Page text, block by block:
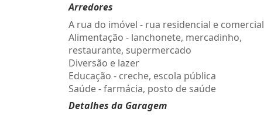
Arredores
A rua do imóvel - rua residencial e comercial
Alimentação - lanchonete, mercadinho,
restaurante, supermercado
Diversão e lazer
Educação - creche, escola pública
Saúde - farmácia, posto de saúde
Detalhes da Garagem